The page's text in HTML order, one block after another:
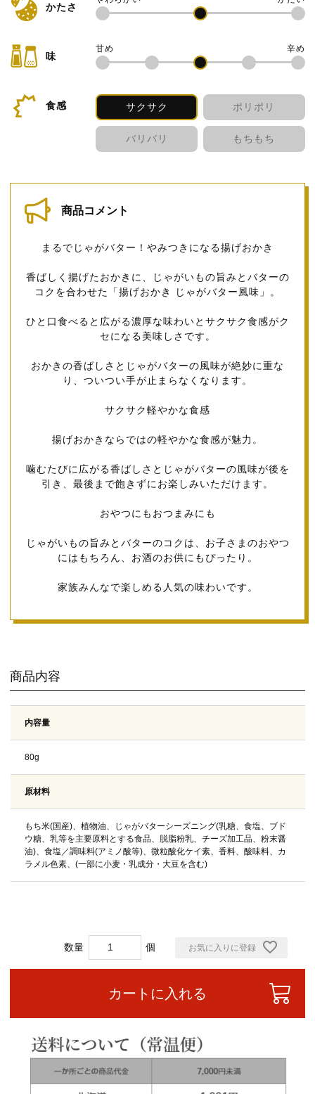
かたさ
味
食感 サクサク ポリポリ
バリバリ もちもち
商品コメント
まるでじゃがバター！やみつきになる揚げおかき
香ばしく揚げたおかきに、じゃがいもの旨みとバターの
コクを合わせた「揚げおかき じゃがバター風味」。
ひと口食べると広がる濃厚な味わいとサクサク食感がク
セになる美味しさです。
おかきの香ばしさとじゃがバターの風味が絶妙に重な
り、ついつい手が止まらなくなります。
サクサク軽やかな食感
揚げおかきならではの軽やかな食感が魅力。
噛むたびに広がる香ばしさとじゃがバターの風味が後を
引き、最後まで飽きずにお楽しみいただけます。
おやつにもおつまみにも
じゃがいもの旨みとバターのコクは、お子さまのおやつ
にはもちろん、お酒のお供にもぴったり。
家族みんなで楽しめる人気の味わいです。
商品内容
内容量
80g
原材料
もち米(国産)、植物油、じゃがバターシーズニング(乳糖、食塩、ブド
ウ糖、乳等を主要原料とする食品、脱脂粉乳、チーズ加工品、粉末醤
油)、食塩／調味料(アミノ酸等)、微粒酸化ケイ素、香料、酸味料、カ
ラメル色素、(一部に小麦・乳成分・大豆を含む)
お気に入りに登録
カートに入れる